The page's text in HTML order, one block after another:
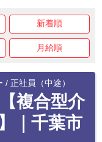
新着順
月給順
正社員（中途）
複合型介
｜千葉市